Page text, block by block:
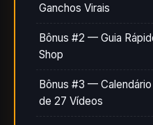
Ganchos Virais
Bônus #2 — Guia
Shop
Bônus #3 —
de 27 Vídeos